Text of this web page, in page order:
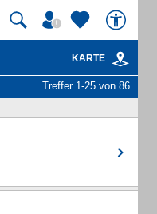
KARTE
Treffer 1-25 von 86